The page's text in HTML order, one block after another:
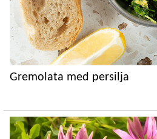
Gremolata med persilja